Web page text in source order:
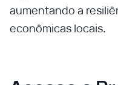
aumentando a
econômicas locais.